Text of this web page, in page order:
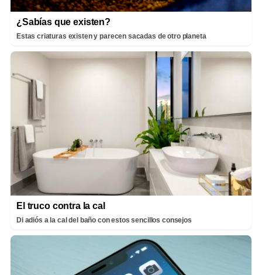
¿Sabías que existen?
Estas criaturas existen y parecen sacadas de otro planeta
El truco contra la cal
Di adiós a la cal del baño con estos sencillos consejos